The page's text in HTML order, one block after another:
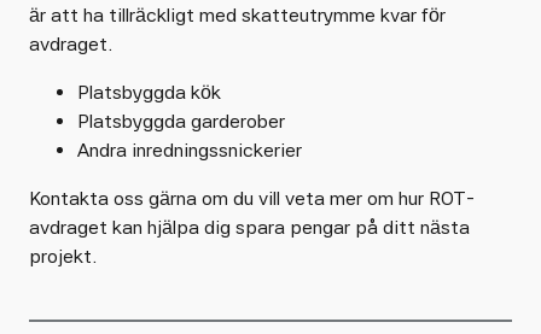
är att ha tillräckligt med skatteutrymme kvar för
avdraget.
Platsbyggda kök
Platsbyggda garderober
Andra inredningssnickerier
Kontakta oss gärna om du vill veta mer om hur ROT-
avdraget kan hjälpa dig spara pengar på ditt nästa
projekt.